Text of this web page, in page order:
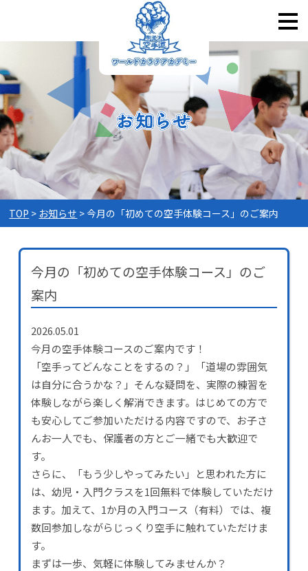
TOP お知らせ 今月の「初めての空手体験コース」のご案内
今月の「初めての空手体験コース」のご
案内
2026.05.01
今月の空手体験コースのご案内です！
「空手ってどんなことをするの？」「道場の雰囲気
は自分に合うかな？」そんな疑問を、実際の練習を
体験しながら楽しく解消できます。はじめての方で
も安心してご参加いただける内容ですので、お子さ
んお一人でも、保護者の方とご一緒でも大歓迎で
す。
さらに、「もう少しやってみたい」と思われた方に
は、幼児・入門クラスを1回無料で体験していただけ
ます。加えて、1か月の入門コース（有料）では、複
数回参加しながらじっくり空手に触れていただけま
す。
まずは一歩、気軽に体験してみませんか？